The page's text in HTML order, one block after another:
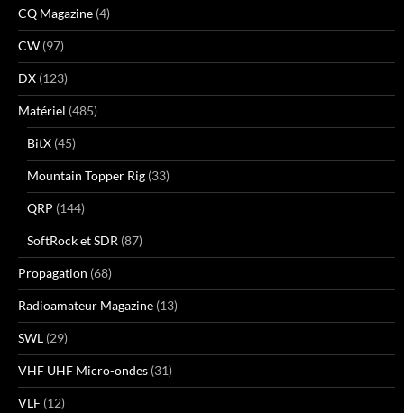
CQ Magazine (4)
CW (97)
DX (123)
Matériel (485)
BitX (45)
Mountain Topper Rig (33)
QRP (144)
SoftRock et SDR (87)
Propagation (68)
Radioamateur Magazine (13)
SWL (29)
VHF UHF Micro-ondes (31)
VLF (12)